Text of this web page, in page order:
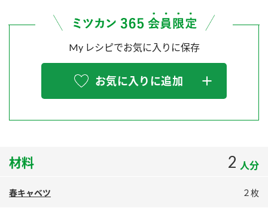
炊き込みご飯の素 米飯用調味液
三ツ判山吹
スペシャルサイト
お酢を知ろう！
すしラボ
納豆の豆知識
MIM（ミツカンミュージアム）
お客様の声をいかしました
販売終了製品のご案内
よくあるご質問
ミツカン公式通販
My レシピでお気に入りに保存
お気に入りに追加
材料 2 人分
春キャベツ ２枚